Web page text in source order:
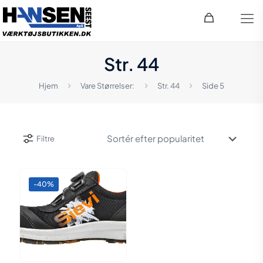
Str. 44
Hjem Vare Størrelser: Str. 44 Side 5
Filtre
-40%